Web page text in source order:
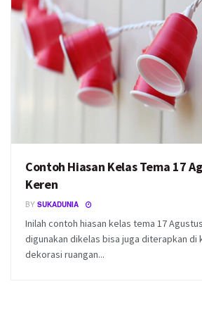
Contoh Hiasan Kelas Tema 17
Keren
BY SUKADUNIA
Inilah contoh hiasan kelas tema 17
digunakan dikelas bisa juga diterapkan di
dekorasi ruangan...